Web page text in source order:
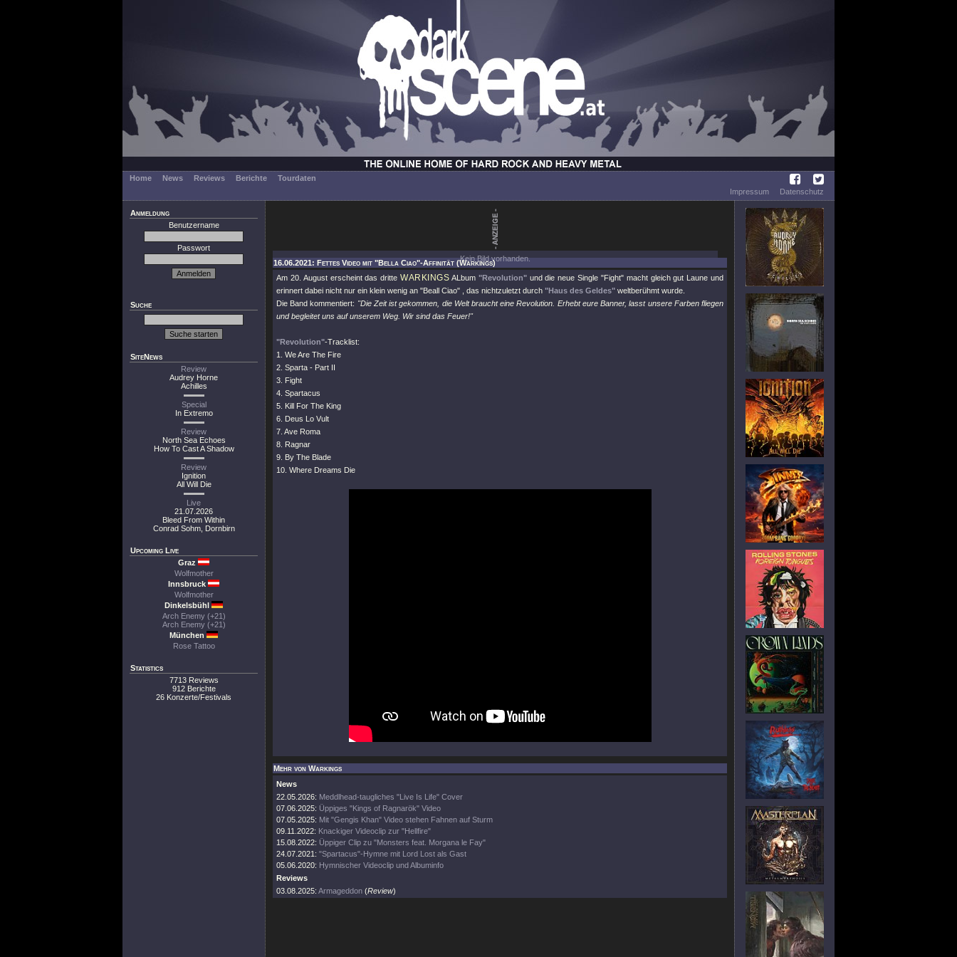
Home News Reviews Berichte
Tourdaten
Impressum
Datenschutz
Anmeldung
Benutzername
Passwort
Suche
SiteNews
Review
Audrey Horne
Achilles
Special
In Extremo
Review
North Sea Echoes
How To Cast A Shadow
Review
Ignition
All Will Die
Live
21.07.2026
Bleed From Within
Conrad Sohm, Dornbirn
Upcoming Live
Graz
Wolfmother
Innsbruck
Wolfmother
Dinkelsbühl
Arch Enemy (+21)
Arch Enemy (+21)
München
Rose Tattoo
Statistics
7713 Reviews
912 Berichte
26 Konzerte/Festivals
Kein Bild vorhanden.
16.06.2021: Fettes Video mit "Bella Ciao"-Affinität (Warkings)
Am 20. August erscheint das dritte WARKINGS ALbum "Revolution"und die neue Single "Fight"macht gleich gut Laune und
erinnert dabei nicht nur ein klein wenig an "Beall Ciao" , das nichtzuletzt durch "Haus des Geldes" weltberühmt wurde.
Die Band kommentiert: "Die Zeit ist gekommen, die Welt braucht eine Revolution. Erhebt eure Banner, lasst unsere Farben fliegen
und begleitet uns auf unserem Weg. Wir sind das Feuer!"
"Revolution"-Tracklist:
1. We Are The Fire
2. Sparta - Part II
3. Fight
4. Spartacus
5. Kill For The King
6. Deus Lo Vult
7. Ave Roma
8. Ragnar
9. By The Blade
10. Where Dreams Die
Mehr von Warkings
News
22.05.2026: Meddlhead-taugliches "Live Is Life" Cover
07.06.2025: Üppiges "Kings of Ragnarök" Video
07.05.2025: Mit "Gengis Khan" Video stehen Fahnen auf Sturm
09.11.2022: Knackiger Videoclip zur "Hellfire"
15.08.2022: Üppiger Clip zu "Monsters feat. Morgana le Fay"
24.07.2021: "Spartacus"-Hymne mit Lord Lost als Gast
05.06.2020: Hymnischer Videoclip und Albuminfo
Reviews
03.08.2025: Armageddon (Review)